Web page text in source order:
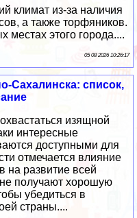
климат из-за наличия
а также торфяников.
местах этого города....
05 08 2026 10:26:17
Сахалинска: список,
изящной
интересные
доступными для
отмечается влияние
на развитие всей
получают хорошую
убедиться в
страны....